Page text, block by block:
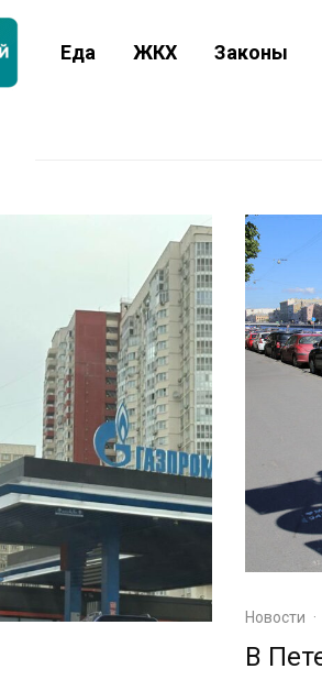
Еда ЖКХ Законы
Новости ·
В